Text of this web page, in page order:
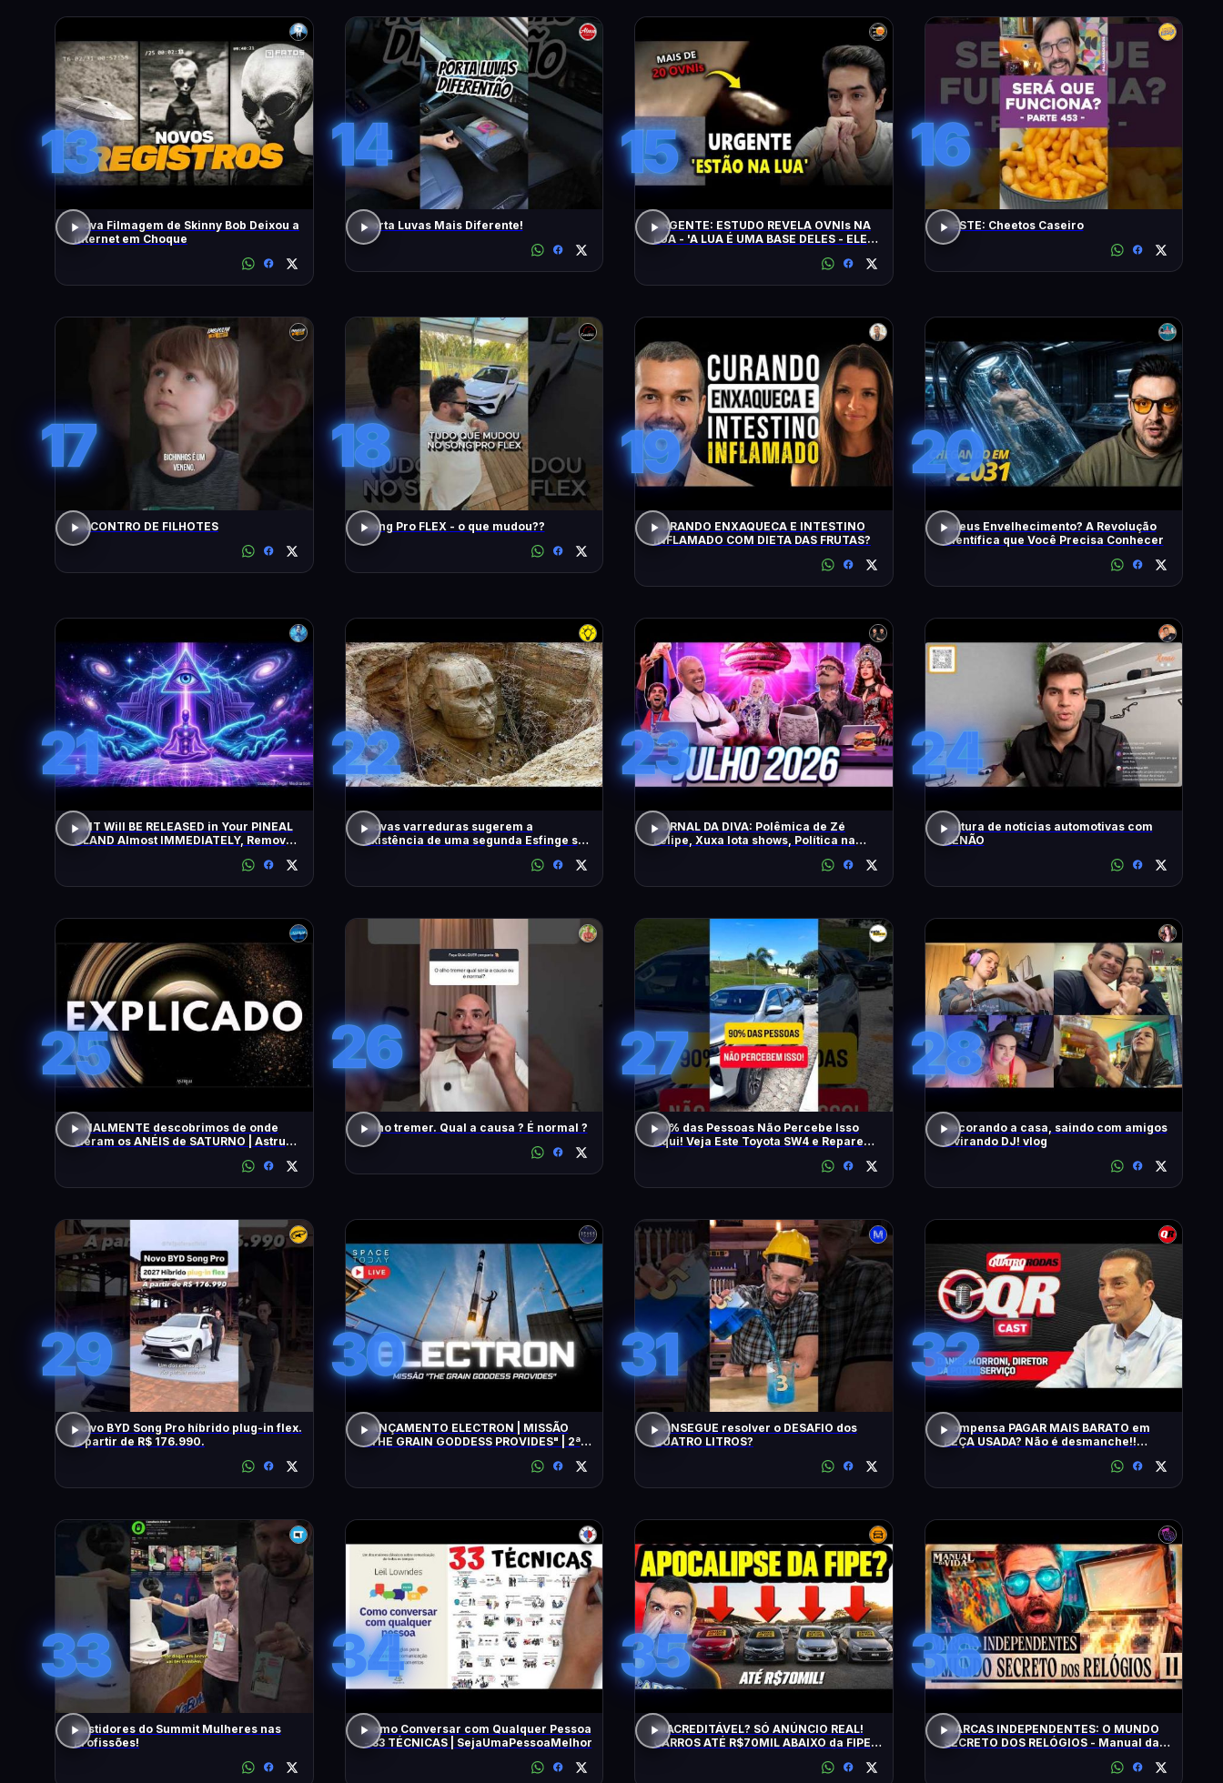
13
Nova Filmagem de Skinny Bob Deixou a
Internet em Choque
14
Porta Luvas Mais Diferente!
15
URGENTE: ESTUDO REVELA OVNIs NA
LUA - 'A LUA É UMA BASE DELES - ELES
16
TESTE: Cheetos Caseiro
17
ENCONTRO DE FILHOTES
18
Song Pro FLEX - o que mudou??
19
CURANDO ENXAQUECA E INTESTINO
INFLAMADO COM DIETA DAS FRUTAS?
20
Adeus Envelhecimento? A Revolução
Científica que Você Precisa Conhecer
21
DMT Will BE RELEASED in Your PINEAL
GLAND Almost IMMEDIATELY, Remove
22
Novas varreduras sugerem a
existência de uma segunda Esfinge sob
23
JORNAL DA DIVA: Polêmica de Zé
Felipe, Xuxa lota shows, Política na
24
Leitura de notícias automotivas com
XENÃO
25
FINALMENTE descobrimos de onde
vieram os ANÉIS de SATURNO | Astrum
26
Olho tremer. Qual a causa ? É normal ?
27
90% das Pessoas Não Percebe Isso
Aqui! Veja Este Toyota SW4 e Repare
28
decorando a casa, saindo com amigos
e virando DJ! vlog
29
Novo BYD Song Pro híbrido plug-in flex.
A partir de R$ 176.990.
30
LANÇAMENTO ELECTRON | MISSÃO
"THE GRAIN GODDESS PROVIDES" | 2ª
31
CONSEGUE resolver o DESAFIO dos
QUATRO LITROS?
32
Compensa PAGAR MAIS BARATO em
PEÇA USADA? Não é desmanche!!
33
Bastidores do Summit Mulheres nas
Profissões!
34
Como Conversar com Qualquer Pessoa
- 33 TÉCNICAS | SejaUmaPessoaMelhor
35
INACREDITÁVEL? SÓ ANÚNCIO REAL!
CARROS ATÉ R$70MIL ABAIXO da FIPE:
36
MARCAS INDEPENDENTES: O MUNDO
SECRETO DOS RELÓGIOS - Manual da